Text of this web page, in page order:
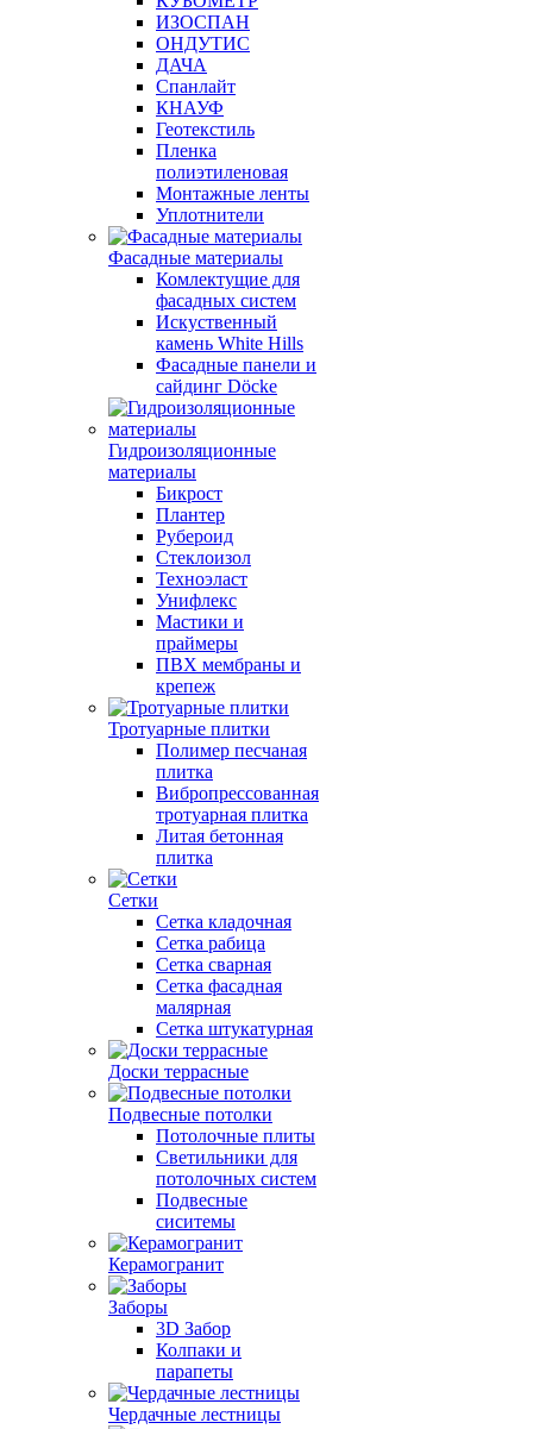
ИЗОСПАН
ОНДУТИС
ДАЧА
Спанлайт
КНАУФ
Геотекстиль
Пленка
полиэтиленовая
Монтажные ленты
Уплотнители
Фасадные материалы
Комлектущие для
фасадных систем
Искуственный
камень White Hills
Фасадные панели и
сайдинг Döcke
Гидроизоляционные
материалы
Бикрост
Плантер
Рубероид
Стеклоизол
Техноэласт
Унифлекс
Мастики и
праймеры
ПВХ мембраны и
крепеж
Тротуарные плитки
Полимер песчаная
плитка
Вибропрессованная
тротуарная плитка
Литая бетонная
плитка
Сетки
Сетка кладочная
Сетка рабица
Сетка сварная
Сетка фасадная
малярная
Сетка штукатурная
Доски террасные
Подвесные потолки
Потолочные плиты
Светильники для
потолочных систем
Подвесные
сиситемы
Керамогранит
Заборы
3D Забор
Колпаки и
парапеты
Чердачные лестницы